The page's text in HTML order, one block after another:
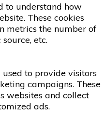
to understand how
These cookies
metrics the number of
etc.
to provide visitors
campaigns. These
websites and collect
ads.